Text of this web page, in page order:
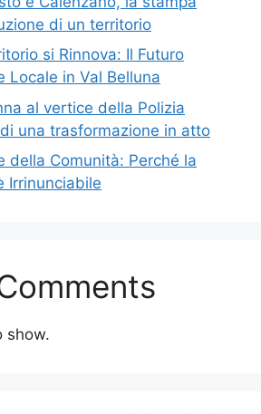
di un territorio
si Rinnova: Il Futuro
Locale in Val Belluna
al vertice della Polizia
una trasformazione in atto
della Comunità: Perché la
Irrinunciabile
show.